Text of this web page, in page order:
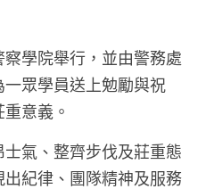
學院舉行，並由警務處
眾學員送上勉勵與祝
意義。
氣、整齊步伐及莊重態
紀律、團隊精神及服務